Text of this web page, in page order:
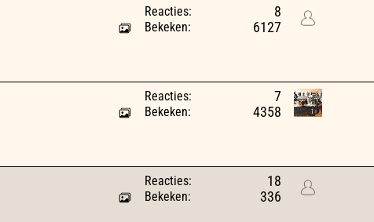
Reacties: 8
Bekeken: 6127
Reacties: 7
Bekeken: 4358
Reacties: 18
Bekeken: 336